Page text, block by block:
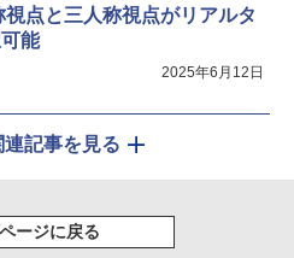
視点と三人称視点がリアルタ
能
2025年6月12日
連記事を見る
ージに戻る